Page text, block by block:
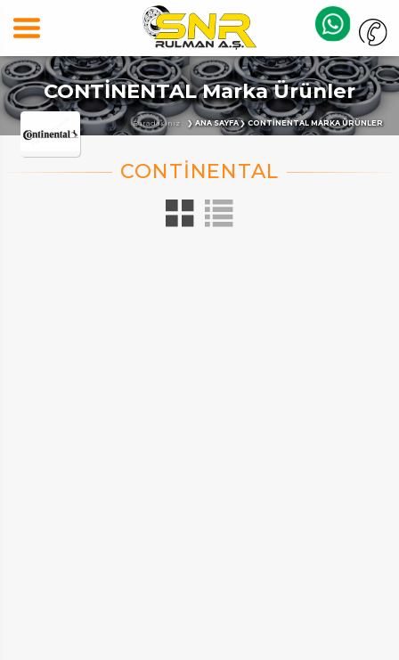
Buradasınız : CONTİNENTAL MARKA ÜRÜNLER
ANA SAYFA
CONTİNENTAL Marka Ürünler